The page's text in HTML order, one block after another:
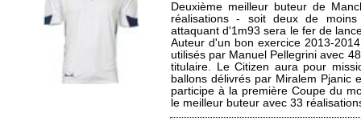
Deuxième meilleur buteur de
réalisations - soit deux de
attaquant d'1m93 sera le fer de
Auteur d'un bon exercice 2013-
utilisés par Manuel Pellegrini avec
titulaire. Le Citizen aura pour
ballons délivrés par Miralem Pjanic
participe à la première Coupe du
le meilleur buteur avec 33